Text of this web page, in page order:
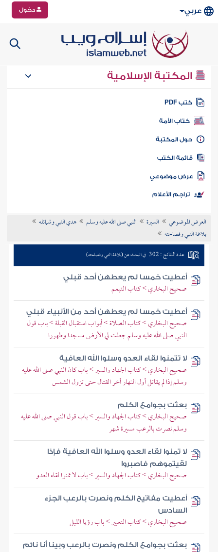
عربي دخول
المكتبة الإسلامية
كتب PDF
كتاب الأمة
المكتبة
الكتب
موضوعي
تراجم الأعلام
العرض الموضوعي السيرة النبي صلى الله عليه وسلم
هدي النبي وشمائله
بلاغة النبي وفصاحته
عدد النتائج : 302 في البحث عن (بلاغة النبي وفصاحته)
أعطيت خمسا لم يعطهن أحد قبلي
صحيح البخاري > كتاب التيمم
أعطيت خمسا لم يعطهن أحد من الأنبياء قبلي
صحيح البخاري > كتاب الصلاة > أبواب استقبال القبلة > باب قول
النبي صلى الله عليه وسلم جعلت لي الأرض مسجدا وطهورا
لا تتمنوا لقاء العدو وسلوا الله العافية
صحيح البخاري > كتاب الجهاد والسير > باب كان النبي صلى الله عليه
وسلم إذا لم يقاتل أول النهار أخر القتال حتى تزول الشمس
بعثت بجوامع الكلم
صحيح البخاري > كتاب الجهاد والسير > باب قول النبي صلى الله عليه
وسلم نصرت بالرعب مسيرة شهر
لا تمنوا لقاء العدو وسلوا الله العافية فإذا
لقيتموهم فاصبروا
صحيح البخاري > كتاب الجهاد والسير > باب لا تمنوا لقاء العدو
أعطيت مفاتيح الكلم ونصرت بالرعب الجزء
السادس
صحيح البخاري > كتاب التعبير > باب رؤيا الليل
بعثت بجوامع الكلم ونصرت بالرعب وبينا أنا نائم